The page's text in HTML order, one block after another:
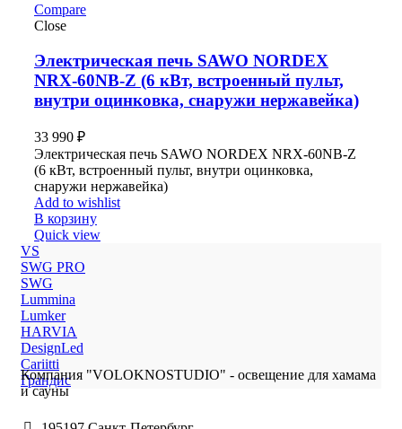
Compare
Close
Электрическая печь SAWO NORDEX
NRX-60NB-Z (6 кВт, встроенный пульт,
внутри оцинковка, снаружи нержавейка)
33 990 ₽
Электрическая печь SAWO NORDEX NRX-60NB-Z
(6 кВт, встроенный пульт, внутри оцинковка,
снаружи нержавейка)
Add to wishlist
В корзину
Quick view
VS
SWG PRO
SWG
Lummina
Lumker
HARVIA
DesignLed
Cariitti
Грандис
Компания "VOLOKNOSTUDIO" - освещение для хамама
и сауны